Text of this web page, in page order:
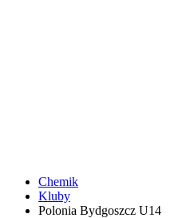
Chemik
Kluby
Polonia Bydgoszcz U14